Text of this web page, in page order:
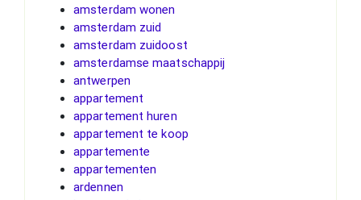
amsterdam wonen
amsterdam zuid
amsterdam zuidoost
amsterdamse maatschappij
antwerpen
appartement
appartement huren
appartement te koop
appartemente
appartementen
ardennen